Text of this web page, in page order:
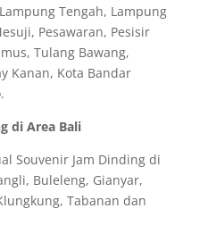
Tengah, Lampung
Pesawaran, Pesisir
Tulang Bawang,
Kanan, Kota Bandar
di Area Bali
Souvenir Jam Dinding di
Buleleng, Gianyar,
Tabanan dan